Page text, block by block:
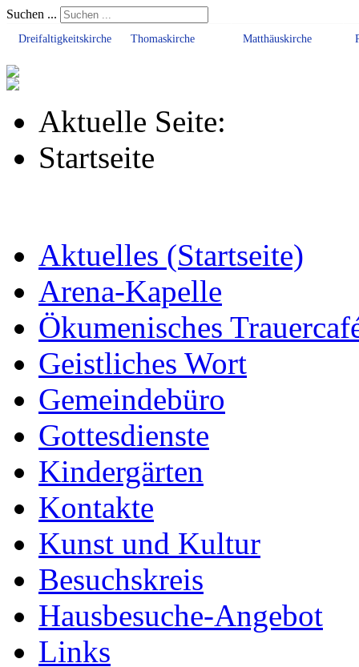
Suchen ...
Dreifaltigkeitskirche Thomaskirche Matthäuskirche
Aktuelle Seite:
Startseite
Aktuelles (Startseite)
Arena-Kapelle
Ökumenisches
Geistliches Wort
Gemeindebüro
Gottesdienste
Kindergärten
Kontakte
Kunst und Kultur
Besuchskreis
Hausbesuche-Angebot
Links